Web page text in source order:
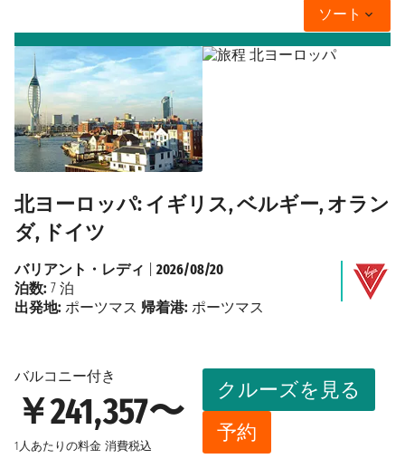
ソート
北ヨーロッパ: イギリス, ベルギー, オラン
ダ, ドイツ
バルコニー付き
￥241,357〜
1人あたりの料金 消費税込
クルーズを見る
予約
バリアント・レディ
2026/08/20
泊数: 7 泊
出発地: ポーツマス 帰着港: ポーツマス